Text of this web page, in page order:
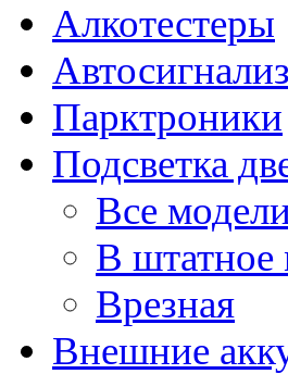
Алкотестеры
Парктроники
Подсветка
Все
В штатное
Врезная
Внешние